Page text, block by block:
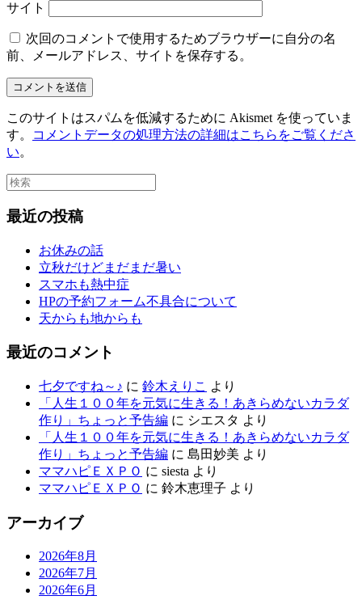
サイト
次回のコメントで使用するためブラウザーに自分の名
前、メールアドレス、サイトを保存する。
このサイトはスパムを低減するために Akismet を使っていま
す。
コメントデータの処理方法の詳細はこちらをご覧くださ
い。
最近の投稿
お休みの話
立秋だけどまだまだ暑い
スマホも熱中症
HPの予約フォーム不具合について
天からも地からも
最近のコメント
七夕ですね～♪ に 鈴木えりこ より
「人生１００年を元気に生きる！あきらめないカラダ
作り」ちょっと予告編 に シエスタ より
「人生１００年を元気に生きる！あきらめないカラダ
作り」ちょっと予告編 に 島田妙美 より
ママハピＥＸＰＯ に siesta より
ママハピＥＸＰＯ に 鈴木恵理子 より
アーカイブ
2026年8月
2026年7月
2026年6月